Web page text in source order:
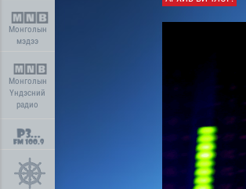
Монголын
мэдээ
Монголын
Үндэсний
радио